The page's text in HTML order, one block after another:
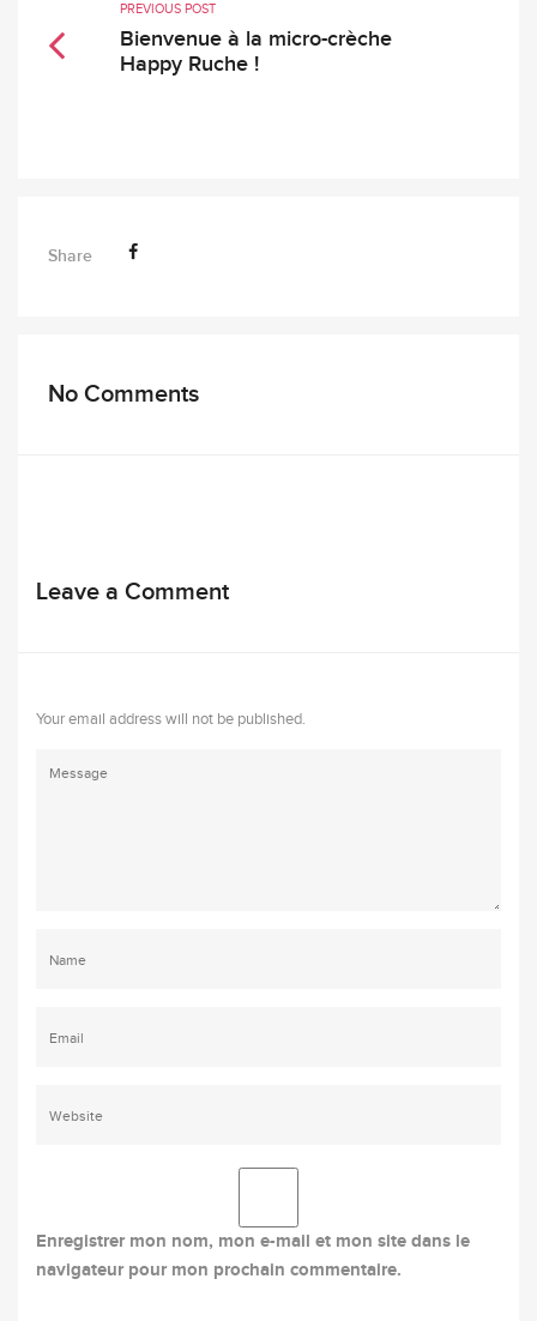
PREVIOUS POST
Bienvenue à la micro-crèche
Happy Ruche !
Share
No Comments
Leave a Comment
Your email address will not be published.
Enregistrer mon nom, mon e-mail et mon site dans le
navigateur pour mon prochain commentaire.